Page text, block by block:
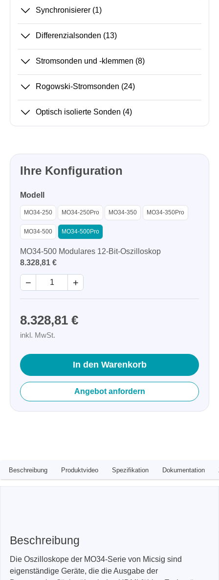
Synchronisierer (1)
Differenzialsonden (13)
Stromsonden und -klemmen (8)
Rogowski-Stromsonden (24)
Optisch isolierte Sonden (4)
Ihre Konfiguration
Modell
MO34-250 MO34-250Pro MO34-350 MO34-350Pro
MO34-500 MO34-500Pro
MO34-500 Modulares 12-Bit-Oszilloskop
8.328,81 €
− +
8.328,81 €
inkl. MwSt.
In den Warenkorb
Angebot anfordern
Beschreibung Produktvideo Spezifikation Dokumentation
Beschreibung
Die Oszilloskope der MO34-Serie von Micsig sind
eigenständige Geräte, die die Ausgabe der